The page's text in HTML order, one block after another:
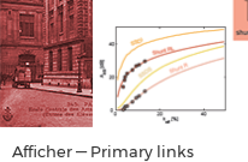
Primary
Afficher — Primary links